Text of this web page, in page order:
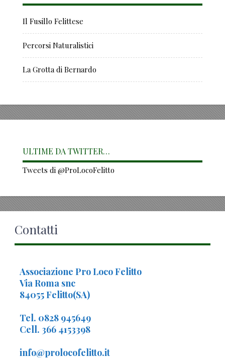
Il Fusillo Felittese
Percorsi Naturalistici
La Grotta di Bernardo
ULTIME DA TWITTER…
Tweets di @ProLocoFelitto
Contatti
Associazione Pro Loco Felitto
Via Roma snc
84055 Felitto(SA)
Tel. 0828 945649
Cell. 366 4153398
info@prolocofelitto.it